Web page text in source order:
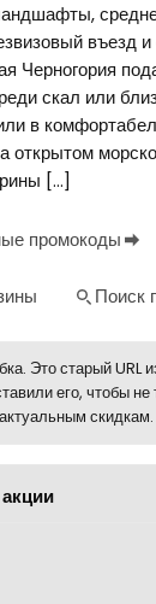
въезд
Черногория
скал или
в
открытом
[…]
промокоды
Поиск
Это старый URL
его, чтобы не
скидкам.